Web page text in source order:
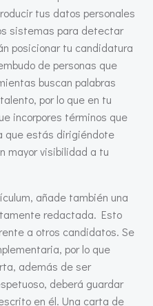
tus datos personales
sistemas para detectar
posicionar tu candidatura
de personas que
buscan palabras
por lo que en tu
incorpores términos que
que estás dirigiéndote
mayor visibilidad a tu
añade también una
redactada. Esto
a otros candidatos. Se
por lo que
además de ser
deberá guardar
en él. Una carta de